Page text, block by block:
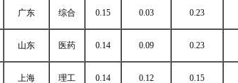
广东 综合 0.15 0.03 0.23
山东 医药 0.14 0.09 0.23
上海 理工 0.14 0.12 0.15